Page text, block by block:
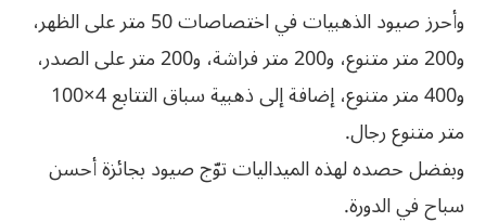
وأحرز صيود الذهبيات في اختصاصات 50 متر على الظهر،
و200 متر متنوع، و200 متر فراشة، و200 متر على الصدر،
و400 متر متنوع، إضافة إلى ذهبية سباق التتابع 4×100
متر متنوع رجال.
وبفضل حصده لهذه الميداليات توّج صيود بجائزة أحسن
سباح في الدورة.